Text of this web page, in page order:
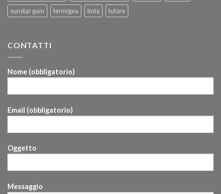
sunstar gum
termigea tinta tutore
CONTATTI
Nome (obbligatorio)
Email (obbligatorio)
Oggetto
Messaggio